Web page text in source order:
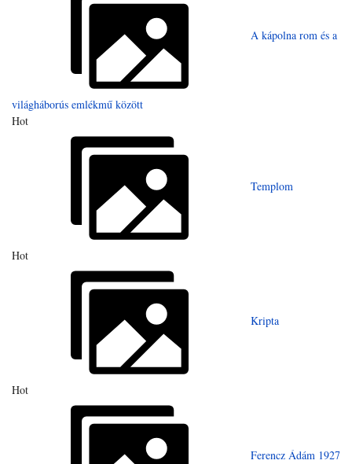
A kápolna rom és a
világháborús emlékmű között
Hot
Templom
Hot
Kripta
Hot
Ferencz Ádám 1927